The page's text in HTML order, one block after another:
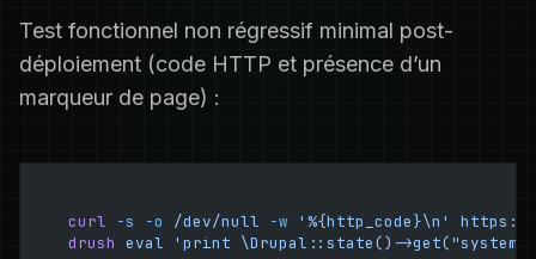
Test fonctionnel non régressif minimal post-
déploiement (code HTTP et présence d’un
marqueur de page) :
curl -s -o /dev/null -w '%{http_code}\n'
https://
drush eval 'print \Drupal::state()-